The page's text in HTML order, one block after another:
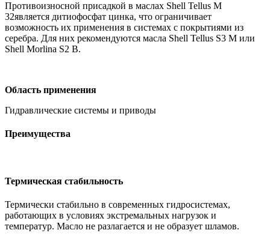
Противоизносной присадкой в маслах Shell Tellus M
32является дитиофосфат цинка, что ограничивает
возможность их применения в системах с покрытиями из
серебра. Для них рекомендуются масла Shell Tellus S3 M или
Shell Morlina S2 B.
Область применения
Гидравлические системы и приводы
Преимущества
Термическая стабильность
Термически стабильно в современных гидросистемах,
работающих в условиях экстремальных нагрузок и
температур. Масло не разлагается и не образует шламов.